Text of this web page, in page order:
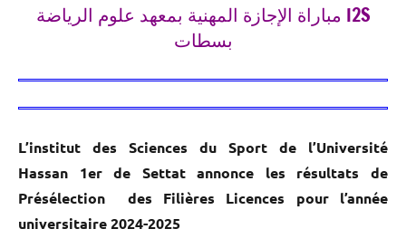
مباراة الإجازة المهنية بمعھد علوم الریاضة I2S
بسطات
L’institut des Sciences du Sport de l’Université
Hassan 1er de Settat annonce les résultats de
Présélection des Filières Licences pour l’année
universitaire 2024-2025